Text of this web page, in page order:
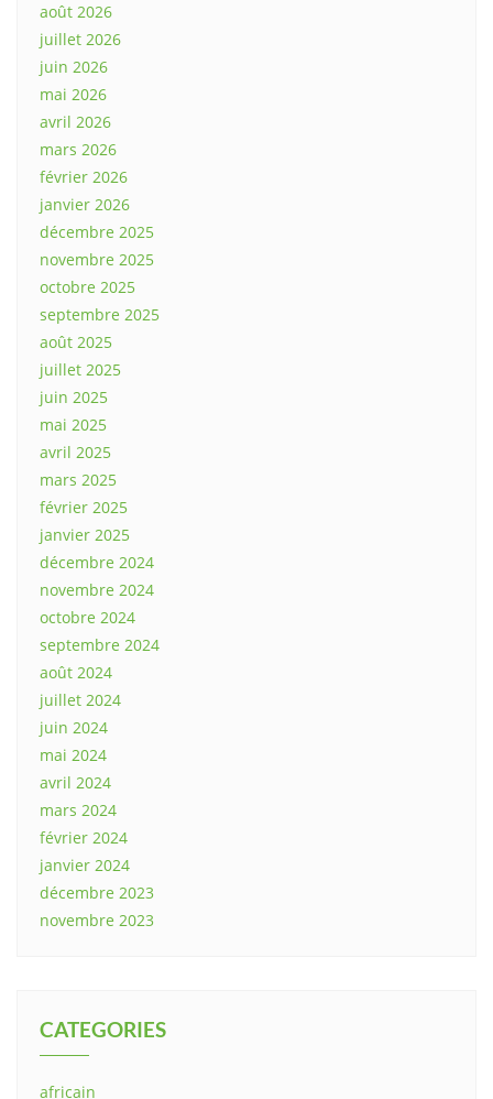
août 2026
juillet 2026
juin 2026
mai 2026
avril 2026
mars 2026
février 2026
janvier 2026
décembre 2025
novembre 2025
octobre 2025
septembre 2025
août 2025
juillet 2025
juin 2025
mai 2025
avril 2025
mars 2025
février 2025
janvier 2025
décembre 2024
novembre 2024
octobre 2024
septembre 2024
août 2024
juillet 2024
juin 2024
mai 2024
avril 2024
mars 2024
février 2024
janvier 2024
décembre 2023
novembre 2023
CATEGORIES
africain